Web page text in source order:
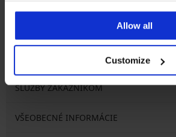
Allow all
Customize
CHCEM ODOBERAŤ
SLUŽBY ZÁKAZNÍKOM
VŠEOBECNÉ INFORMÁCIE